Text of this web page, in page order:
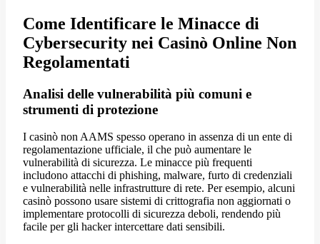
Come Identificare le Minacce di
Cybersecurity nei Casinò Online Non
Regolamentati
Analisi delle vulnerabilità più comuni e
strumenti di protezione
I casinò non AAMS spesso operano in assenza di un ente di
regolamentazione ufficiale, il che può aumentare le
vulnerabilità di sicurezza. Le minacce più frequenti
includono attacchi di phishing, malware, furto di credenziali
e vulnerabilità nelle infrastrutture di rete. Per esempio, alcuni
casinò possono usare sistemi di crittografia non aggiornati o
implementare protocolli di sicurezza deboli, rendendo più
facile per gli hacker intercettare dati sensibili.